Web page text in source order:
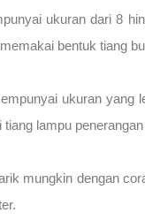
ukuran dari 8
bentuk tiang
ukuran
lampu
mungkin dengan